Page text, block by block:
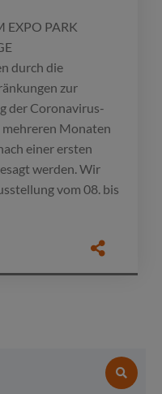
EXPO PARK
durch die
zur
der Coronavirus-
mehreren Monaten
einer ersten
werden. Wir
vom 08. bis